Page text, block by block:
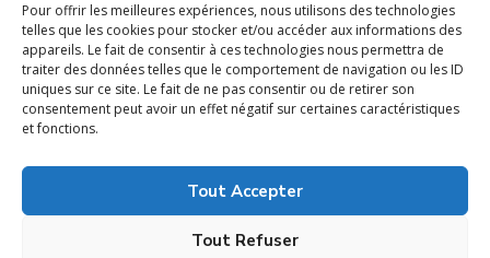
Pour offrir les meilleures expériences, nous utilisons des technologies
telles que les cookies pour stocker et/ou accéder aux informations des
appareils. Le fait de consentir à ces technologies nous permettra de
traiter des données telles que le comportement de navigation ou les ID
uniques sur ce site. Le fait de ne pas consentir ou de retirer son
consentement peut avoir un effet négatif sur certaines caractéristiques
et fonctions.
Tout Accepter
Tout Refuser
Mentions légales
Politique de confidentialité